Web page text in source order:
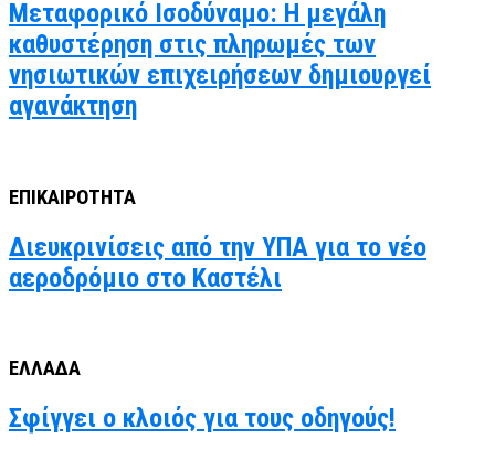
Μεταφορικό Ισοδύναμο: Η μεγάλη
καθυστέρηση στις πληρωμές των
νησιωτικών επιχειρήσεων δημιουργεί
αγανάκτηση
ΕΠΙΚΑΙΡΟΤΗΤΑ
Διευκρινίσεις από την ΥΠΑ για το νέο
αεροδρόμιο στο Καστέλι
ΕΛΛΑΔΑ
Σφίγγει ο κλοιός για τους οδηγούς!